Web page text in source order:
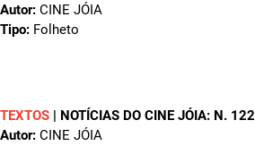
Autor: CINE JÓIA
Tipo: Folheto
TEXTOS | NOTÍCIAS DO CINE JÓIA: N. 122
Autor: CINE JÓIA